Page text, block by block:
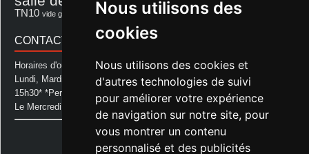
Nous utilisons des
cookies
Nous utilisons des cookies et
d'autres technologies de suivi
pour améliorer votre expérience
de navigation sur notre site, pour
vous montrer un contenu
personnalisé et des publicités
salle des fêtes d'aurice
TN10 vide grenier Voeux école
CONTACT MAIRIE
Horaires d'ouverture de la Mairie:
Lundi, Mardi, Jeudi et Vendredi : de 08h00 à 11h30 et de 12h30 à
15h30* *Permanence téléphonique jusqu'à 17h00
Le Mercredi : de 08h00 à 11h00
Mairie d'Aurice
14 Avenue des Pastous